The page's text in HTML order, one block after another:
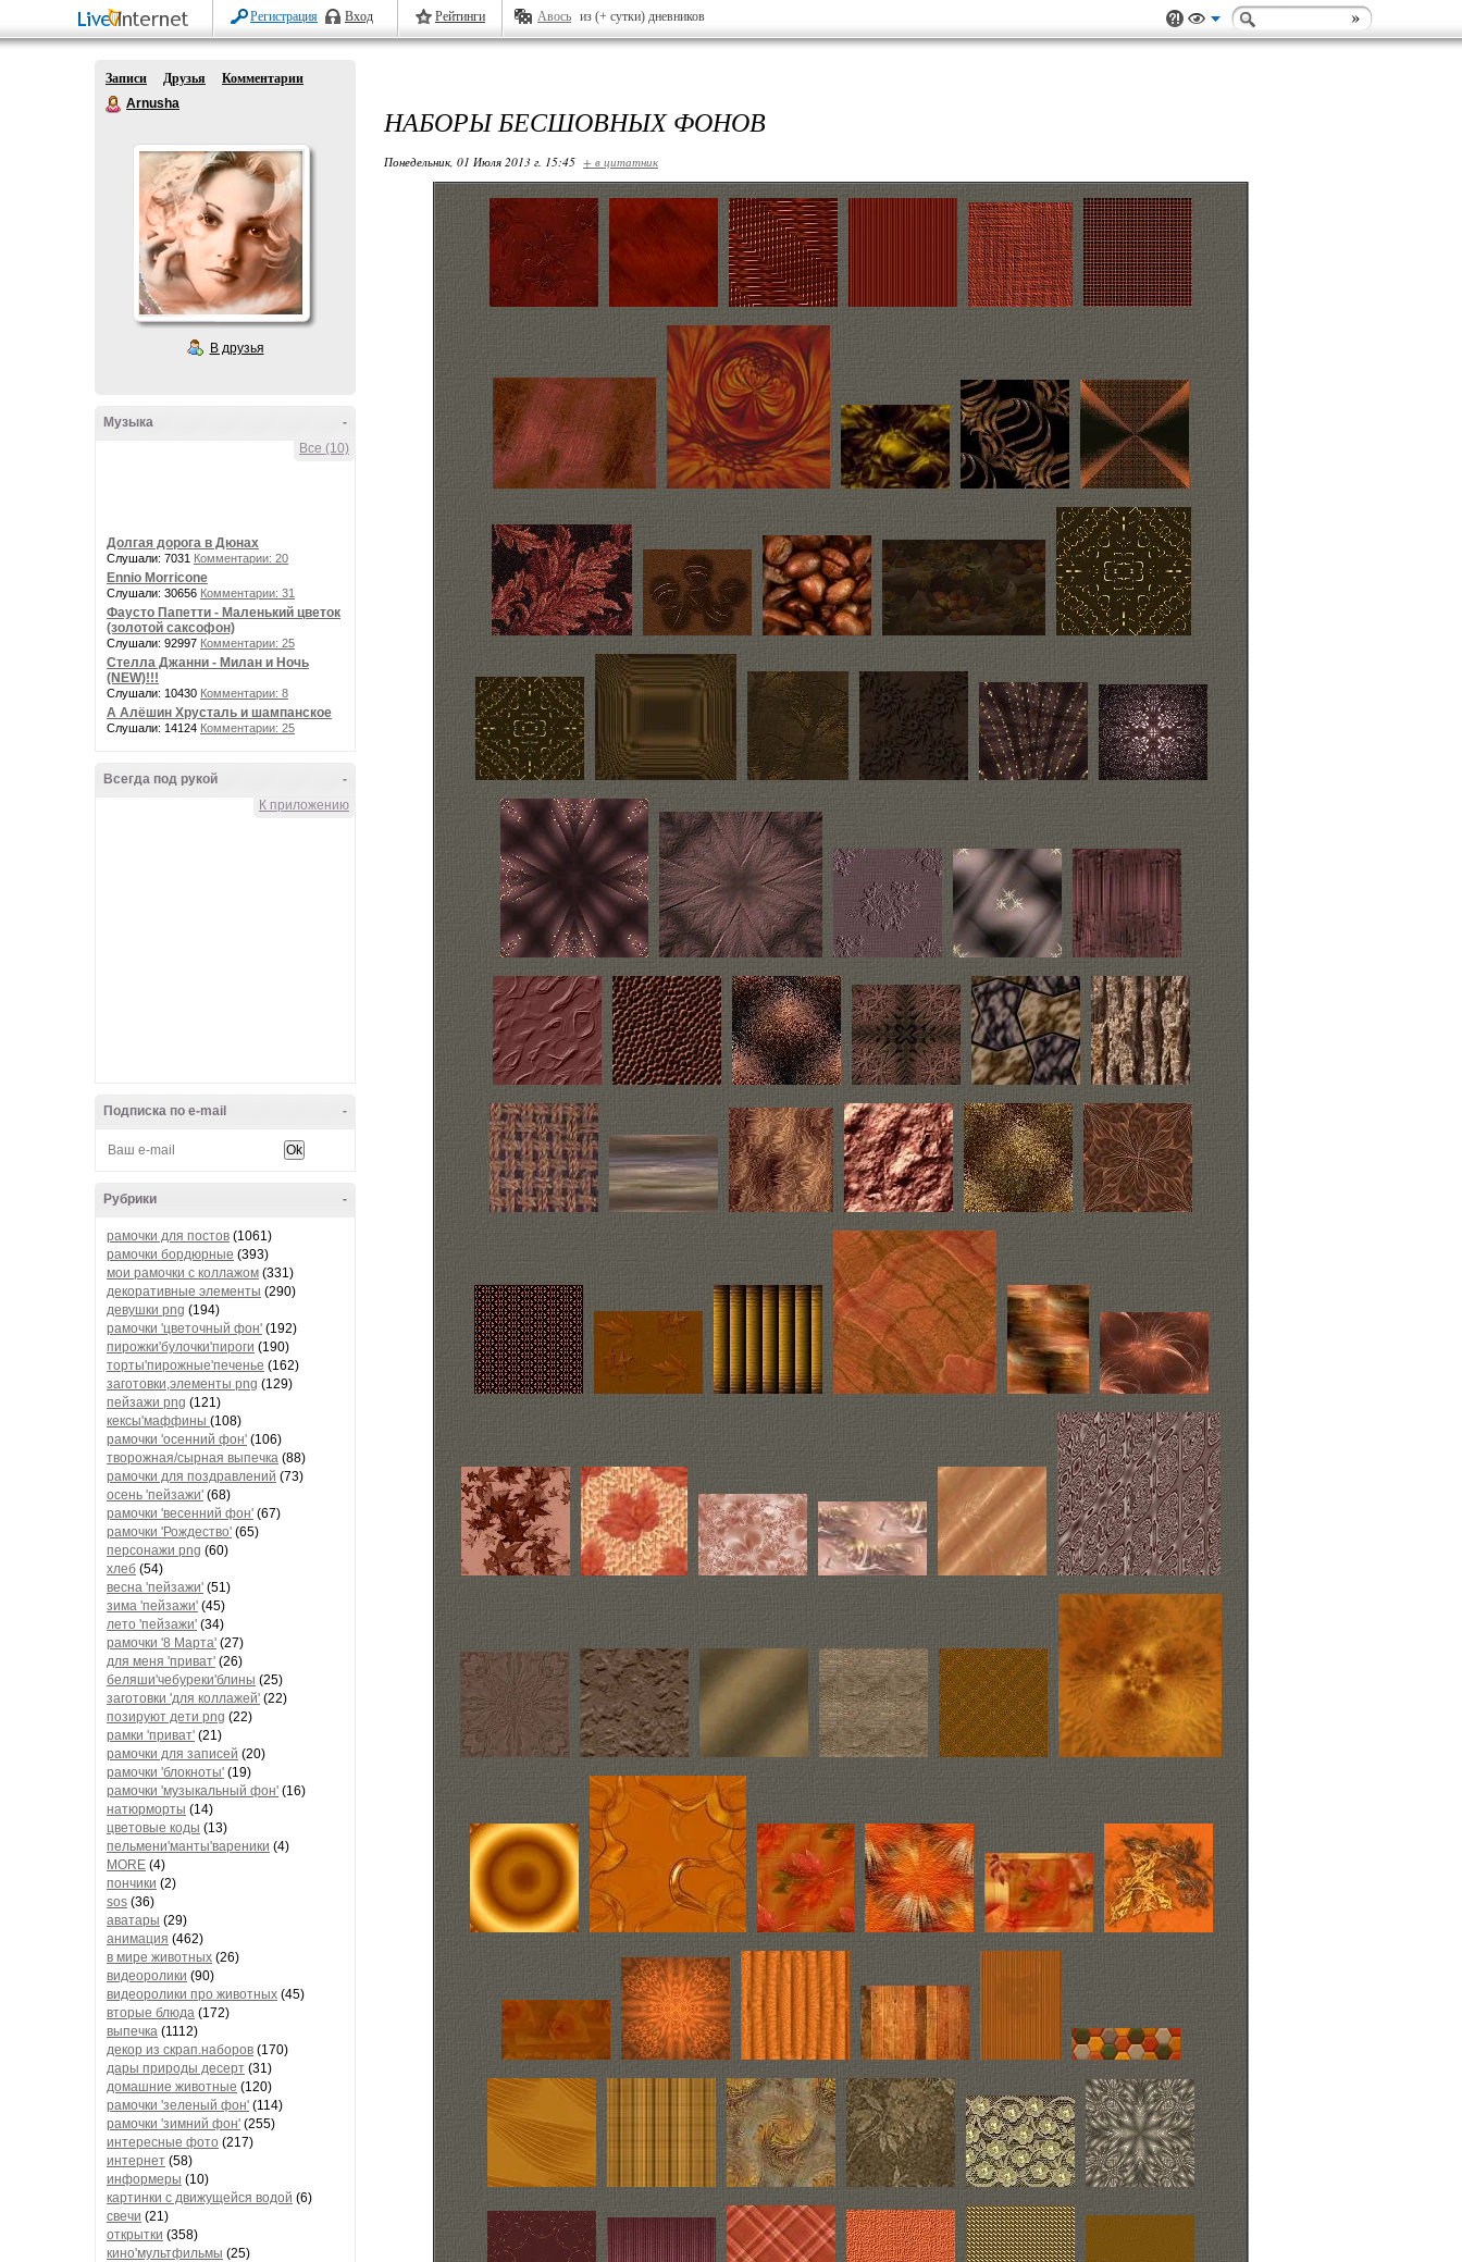
Регистрация Вход Рейтинги Авось из (+ сутки) дневников
Записи Друзья
Комментарии
Arnusha
В друзья
-
Музыка
Все (10)
Долгая дорога в Дюнах
Слушали: 7031 Комментарии: 20
Ennio Morricone
Слушали: 30656 Комментарии: 31
Фаусто Папетти - Маленький цветок
(золотой саксофон)
Слушали: 92997 Комментарии: 25
Стелла Джанни - Милан и Ночь
(NEW)!!!
Слушали: 10430 Комментарии: 8
А Алёшин Хрусталь и шампанское
Слушали: 14124 Комментарии: 25
-
Всегда под рукой
К приложению
-
Подписка по e-mail
-
Рубрики
рамочки для постов (1061)
рамочки бордюрные (393)
мои рамочки с коллажом (331)
декоративные элементы (290)
девушки png (194)
рамочки 'цветочный фон' (192)
пирожки'булочки'пироги (190)
торты'пирожные'печенье (162)
заготовки,элементы png (129)
пейзажи png (121)
кексы'маффины (108)
рамочки 'осенний фон' (106)
творожная/сырная выпечка (88)
рамочки для поздравлений (73)
осень 'пейзажи' (68)
рамочки 'весенний фон' (67)
рамочки 'Рождество' (65)
персонажи png (60)
хлеб (54)
весна 'пейзажи' (51)
зима 'пейзажи' (45)
лето 'пейзажи' (34)
рамочки '8 Марта' (27)
для меня 'приват' (26)
беляши'чебуреки'блины (25)
заготовки 'для коллажей' (22)
позируют дети png (22)
рамки 'приват' (21)
рамочки для записей (20)
рамочки 'блокноты' (19)
рамочки 'музыкальный фон' (16)
натюрморты (14)
цветовые коды (13)
пельмени'манты'вареники (4)
MORE (4)
пончики (2)
sos (36)
аватары (29)
анимация (462)
в мире животных (26)
видеоролики (90)
видеоролики про животных (45)
вторые блюда (172)
выпечка (1112)
декор из скрап.наборов (170)
дары природы десерт (31)
домашние животные (120)
рамочки 'зеленый фон' (114)
рамочки 'зимний фон' (255)
интересные фото (217)
интернет (58)
информеры (10)
картинки с движущейся водой (6)
свечи (21)
открытки (358)
кино'мультфильмы (25)
НАБОРЫ БЕСШОВНЫХ ФОНОВ
Понедельник, 01 Июля 2013 г. 15:45 + в цитатник